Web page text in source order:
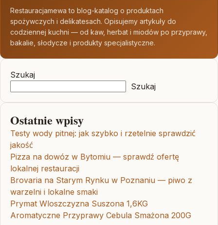
Restauracjamewa to blog-katalog o produktach
spożywczych i delikatesach. Opisujemy artykuły do
codziennej kuchni — od kaw, herbat i miodów po przyprawy,
bakalie, słodycze i produkty specjalistyczne.
Szukaj
Szukaj
Ostatnie wpisy
Testy wody pitnej: jak szybko i rzetelnie sprawdzić
jakość
Pizza na dowóz w Bytomiu — sprawdź ofertę
lokalnej restauracji
Brovaria na Starym Rynku w Poznaniu — piwo z
warzelni i lokalne smaki
Prymat Wloszczyzna Suszona 1,6KG
Aromatyczne Przyprawy Cebula Smażona 200G